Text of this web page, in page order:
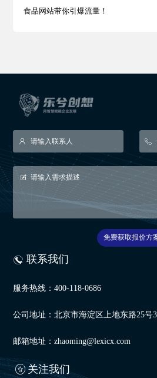
食品网站带你引爆流量！
免费获取报价方
联系我们
服务热线：400-118-0686
公司地址：北京市海淀区上地东路25号
邮箱地址：zhaoming@lexicx.com
关注我们